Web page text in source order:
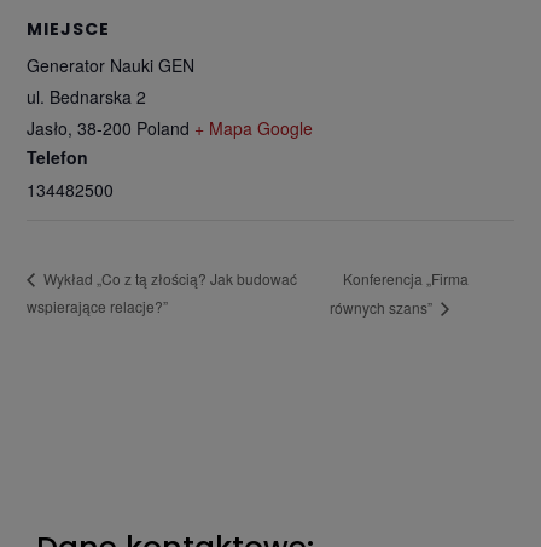
MIEJSCE
Generator Nauki GEN
ul. Bednarska 2
Jasło, 38-200 Poland + Mapa Google
Telefon
134482500
Wykład „Co z tą złością? Jak budować
wspierające relacje?”
Konferencja „Firma
równych szans”